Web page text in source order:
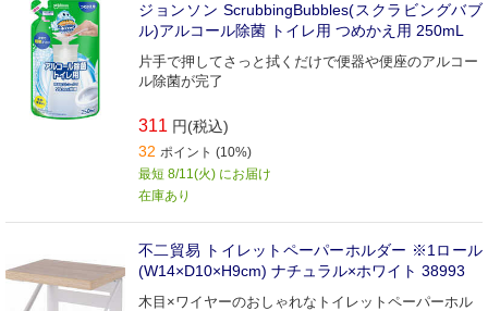
ジョンソン ScrubbingBubbles(スクラビングバブ
ル)アルコール除菌 トイレ用 つめかえ用 250mL
片手で押してさっと拭くだけで便器や便座のアルコー
ル除菌が完了
311 円(税込)
32 ポイント (10%)
最短 8/11(火) にお届け
在庫あり
不二貿易 トイレットペーパーホルダー ※1ロール
(W14×D10×H9cm) ナチュラル×ホワイト 38993
木目×ワイヤーのおしゃれなトイレットペーパーホル